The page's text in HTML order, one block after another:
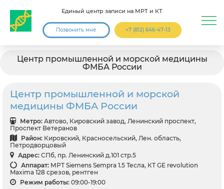
Единый центр записи на МРТ и КТ
Позвонить мне +7 (812) 646-47-13
Центр промышленной и морской медицины
ФМБА России
Центр промышленной и морской
медицины ФМБА России
Метро: Автово, Кировский завод, Ленинский проспект,
Проспект Ветеранов
Район: Кировский, Красносельский, Лен. область,
Петродворцовый
Адрес: СПб, пр. Ленинский д.101 стр.5
Аппарат: МРТ Siemens Sempra 1.5 Тесла, КТ GE revolution
Maxima 128 срезов, рентген
Режим работы: 09:00-19:00